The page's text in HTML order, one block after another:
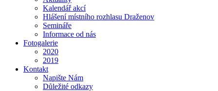
Kalendář akcí
Hlášení místního rozhlasu Draženov
Semináře
Informace od nás
Fotogalerie
2020
2019
Kontakt
Napište Nám
Důležité odkazy